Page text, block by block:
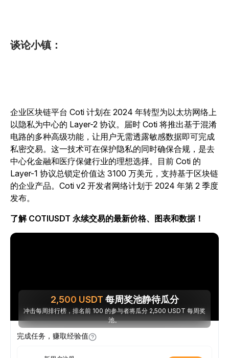
谈论小镇：
企业区块链平台 Coti 计划在 2024 年转型为以太坊网络上
以隐私为中心的 Layer-2 协议。届时 Coti 将推出基于混淆
电路的多种高级功能，让用户无需透露敏感数据即可完成
私密交易。这一技术可在保护隐私的同时确保合规，是去
中心化金融和医疗保健行业的理想选择。目前 Coti 的
Layer-1 协议总锁定价值达 3100 万美元，支持基于区块链
的企业产品。Coti v2 开发者网络计划于 2024 年第 2 季度
发布。
了解 COTIUSDT 永续交易的最新价格、图表和数据！
2,500 USDT 每周奖池静待瓜分
冲击每周排行榜，排名前 100 的参与者将瓜分 2,500 USDT 每周奖
池。
完成任务，赚取经验值